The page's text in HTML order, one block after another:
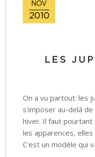
NOV
2010
LES
On a vu partout: les
s'imposer au-delà
hiver. Il faut
les apparences,
C'est un modèle qui